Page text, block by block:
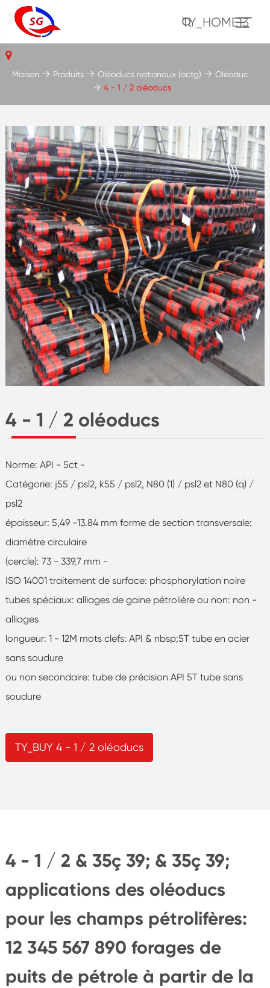
TY_HOME13
4 - 1 / 2 oléoducs
Norme: API - 5ct -
Catégorie: j55 / psl2, k55 / psl2, N80 (1) / psl2 et N80 (q) /
psl2
épaisseur: 5,49 -13.84 mm forme de section transversale:
diamètre circulaire
(cercle): 73 - 339,7 mm -
ISO 14001 traitement de surface: phosphorylation noire
tubes spéciaux: alliages de gaine pétrolière ou non: non -
alliages
longueur: 1 - 12M mots clefs: API & nbsp;5T tube en acier
sans soudure
ou non secondaire: tube de précision API 5T tube sans
soudure
TY_BUY 4 - 1 / 2 oléoducs
Maison Produits Oléoducs nationaux (octg)
Oléoduc
4 - 1 / 2 oléoducs
4 - 1 / 2 & 35ç 39; & 35ç 39;
applications des oléoducs
pour les champs pétrolifères:
12 345 567 890 forages de
puits de pétrole à partir de la